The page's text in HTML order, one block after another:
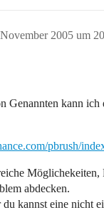
2005 um
Genannten kann ich
pbrush/
Möglichekeiten,
abdecken.
du kannst eine nicht